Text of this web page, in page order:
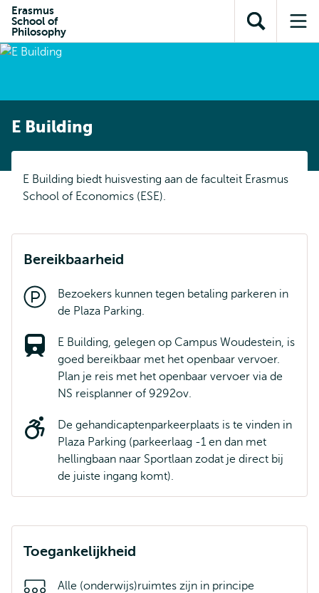
inhoud
Direct naar
subnavigatie
Erasmus
School of
Philosophy
Toon
zoekveld
E Building
E Building biedt huisvesting aan de faculteit Erasmus
School of Economics (ESE).
Bereikbaarheid
Bezoekers kunnen tegen betaling parkeren in
de Plaza Parking.
E Building, gelegen op Campus Woudestein, is
goed bereikbaar met het openbaar vervoer.
Plan je reis met het openbaar vervoer via de
NS reisplanner of 9292ov.
De gehandicaptenparkeerplaats is te vinden in
Plaza Parking (parkeerlaag -1 en dan met
hellingbaan naar Sportlaan zodat je direct bij
de juiste ingang komt).
Toegankelijkheid
Alle (onderwijs)ruimtes zijn in principe